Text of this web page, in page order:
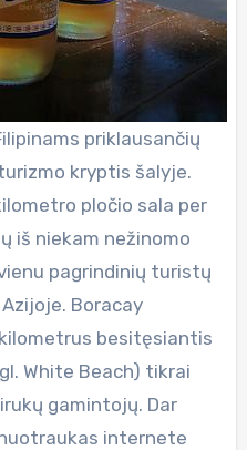
priklausančių
kryptis šalyje.
pločio sala per
iš niekam nežinomo
pagrindinių turistų
Boracay
besitęsiantis
White Beach) tikrai
gamintojų. Dar
internete